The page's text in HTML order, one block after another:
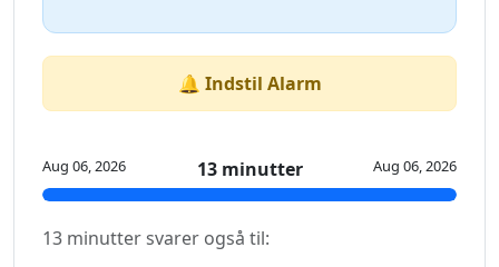
🔔 Indstil Alarm
Aug 06, 2026 13 minutter Aug 06, 2026
13 minutter svarer også til: